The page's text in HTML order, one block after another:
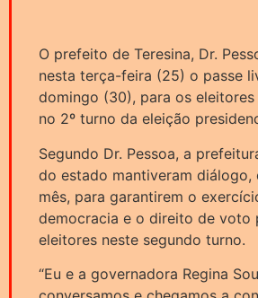
O prefeito de Teresina, Dr.
nesta terça-feira (25) o passe
domingo (30), para os
no 2º turno da eleição
Segundo Dr. Pessoa, a
do estado mantiveram diálogo,
mês, para garantirem o
democracia e o direito de voto
eleitores neste segundo turno.
“Eu e a governadora Regina